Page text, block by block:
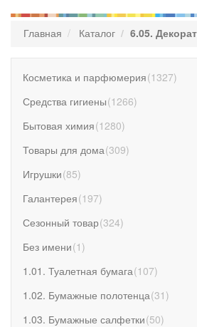
Главная Каталог 6.05.
Косметика и парфюмерия(1327)
Средства гигиены(1266)
Бытовая химия(1280)
Товары для дома(309)
Игрушки(85)
Галантерея(197)
Сезонный товар(324)
Без имени(1 )
1.01. Туалетная бумага(107)
1.02. Бумажные полотенца(31 )
1.03. Бумажные салфетки(50)